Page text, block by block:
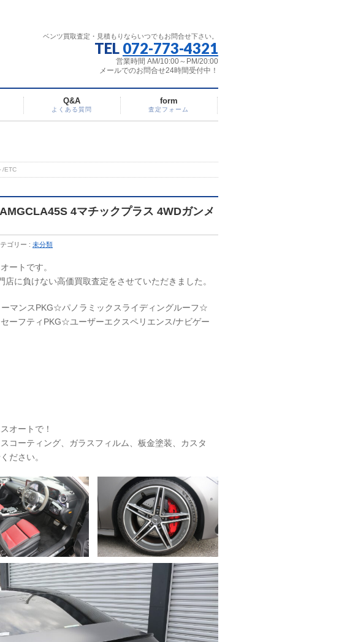
ベンツ買取査定・見積もりならいつでもお問合せ下さい。
TEL 072-773-4321
営業時間 AM/10:00～PM/20:00
メールでのお問合せ24時間受付中！
Q&A
よくある質問
form
査定フォーム
/ETC
4マチックプラス 4WDガンメ
ゴリー : 未分類
ートです。
に負けない高価買取査定をさせていただきました。
マンスPKG☆パノラミックスライディングルーフ☆
ーフティPKG☆ユーザーエクスペリエンス/ナビゲー
オートで！
コーティング、ガラスフィルム、板金塗装、カスタ
ださい。